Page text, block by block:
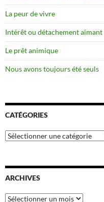
La peur de vivre
Intérêt ou détachement aimant
Le prêt animique
Nous avons toujours été seuls
CATÉGORIES
Catégories
ARCHIVES
Archives